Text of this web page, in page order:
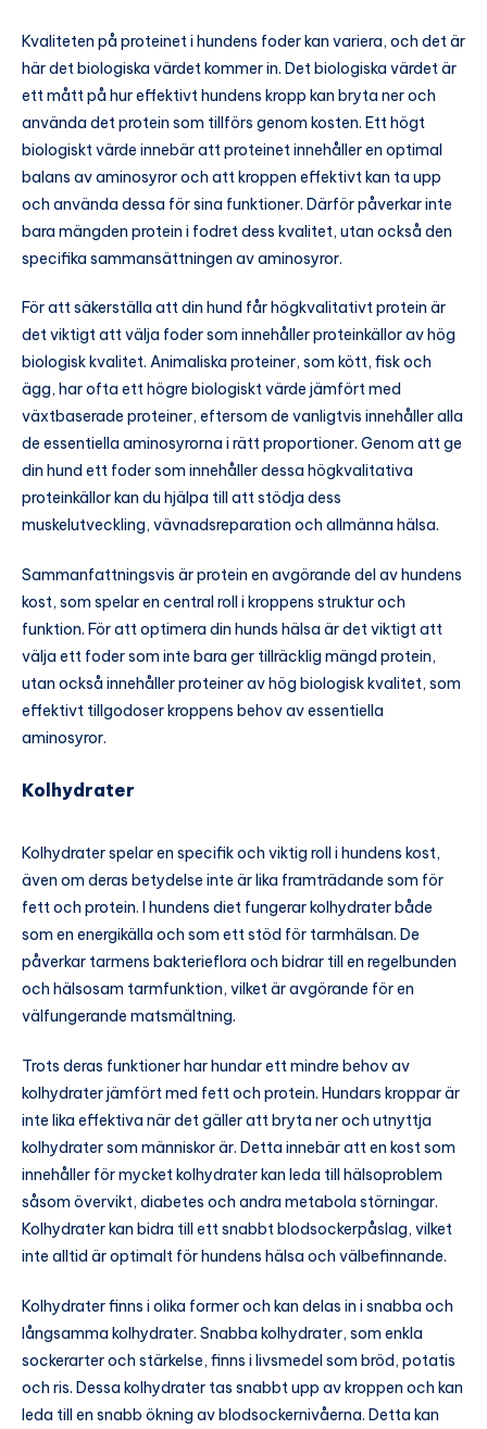
Kvaliteten på proteinet i hundens foder kan variera, och det är
här det biologiska värdet kommer in. Det biologiska värdet är
ett mått på hur effektivt hundens kropp kan bryta ner och
använda det protein som tillförs genom kosten. Ett högt
biologiskt värde innebär att proteinet innehåller en optimal
balans av aminosyror och att kroppen effektivt kan ta upp
och använda dessa för sina funktioner. Därför påverkar inte
bara mängden protein i fodret dess kvalitet, utan också den
specifika sammansättningen av aminosyror.
För att säkerställa att din hund får högkvalitativt protein är
det viktigt att välja foder som innehåller proteinkällor av hög
biologisk kvalitet. Animaliska proteiner, som kött, fisk och
ägg, har ofta ett högre biologiskt värde jämfört med
växtbaserade proteiner, eftersom de vanligtvis innehåller alla
de essentiella aminosyrorna i rätt proportioner. Genom att ge
din hund ett foder som innehåller dessa högkvalitativa
proteinkällor kan du hjälpa till att stödja dess
muskelutveckling, vävnadsreparation och allmänna hälsa.
Sammanfattningsvis är protein en avgörande del av hundens
kost, som spelar en central roll i kroppens struktur och
funktion. För att optimera din hunds hälsa är det viktigt att
välja ett foder som inte bara ger tillräcklig mängd protein,
utan också innehåller proteiner av hög biologisk kvalitet, som
effektivt tillgodoser kroppens behov av essentiella
aminosyror.
Kolhydrater
Kolhydrater spelar en specifik och viktig roll i hundens kost,
även om deras betydelse inte är lika framträdande som för
fett och protein. I hundens diet fungerar kolhydrater både
som en energikälla och som ett stöd för tarmhälsan. De
påverkar tarmens bakterieflora och bidrar till en regelbunden
och hälsosam tarmfunktion, vilket är avgörande för en
välfungerande matsmältning.
Trots deras funktioner har hundar ett mindre behov av
kolhydrater jämfört med fett och protein. Hundars kroppar är
inte lika effektiva när det gäller att bryta ner och utnyttja
kolhydrater som människor är. Detta innebär att en kost som
innehåller för mycket kolhydrater kan leda till hälsoproblem
såsom övervikt, diabetes och andra metabola störningar.
Kolhydrater kan bidra till ett snabbt blodsockerpåslag, vilket
inte alltid är optimalt för hundens hälsa och välbefinnande.
Kolhydrater finns i olika former och kan delas in i snabba och
långsamma kolhydrater. Snabba kolhydrater, som enkla
sockerarter och stärkelse, finns i livsmedel som bröd, potatis
och ris. Dessa kolhydrater tas snabbt upp av kroppen och kan
leda till en snabb ökning av blodsockernivåerna. Detta kan